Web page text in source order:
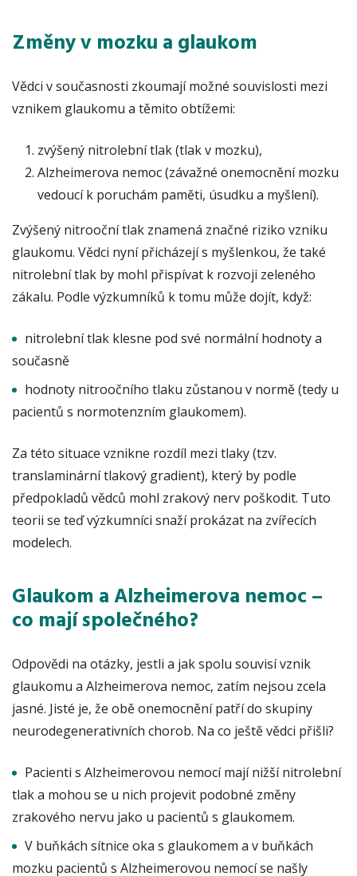
Změny v mozku a glaukom
Vědci v současnosti zkoumají možné souvislosti mezi
vznikem glaukomu a těmito obtížemi:
zvýšený nitrolební tlak (tlak v mozku),
Alzheimerova nemoc (závažné onemocnění mozku
vedoucí k poruchám paměti, úsudku a myšlení).
Zvýšený nitrooční tlak znamená značné riziko vzniku
glaukomu. Vědci nyní přicházejí s myšlenkou, že také
nitrolební tlak by mohl přispívat k rozvoji zeleného
zákalu. Podle výzkumníků k tomu může dojít, když:
nitrolební tlak klesne pod své normální hodnoty a
současně
hodnoty nitroočního tlaku zůstanou v normě (tedy u
pacientů s normotenzním glaukomem).
Za této situace vznikne rozdíl mezi tlaky (tzv.
translaminární tlakový gradient), který by podle
předpokladů vědců mohl zrakový nerv poškodit. Tuto
teorii se teď výzkumníci snaží prokázat na zvířecích
modelech.
Glaukom a Alzheimerova nemoc –
co mají společného?
Odpovědi na otázky, jestli a jak spolu souvisí vznik
glaukomu a Alzheimerova nemoc, zatím nejsou zcela
jasné. Jisté je, že obě onemocnění patří do skupiny
neurodegenerativních chorob. Na co ještě vědci přišli?
Pacienti s Alzheimerovou nemocí mají nižší nitrolební
tlak a mohou se u nich projevit podobné změny
zrakového nervu jako u pacientů s glaukomem.
V buňkách sítnice oka s glaukomem a v buňkách
mozku pacientů s Alzheimerovou nemocí se našly